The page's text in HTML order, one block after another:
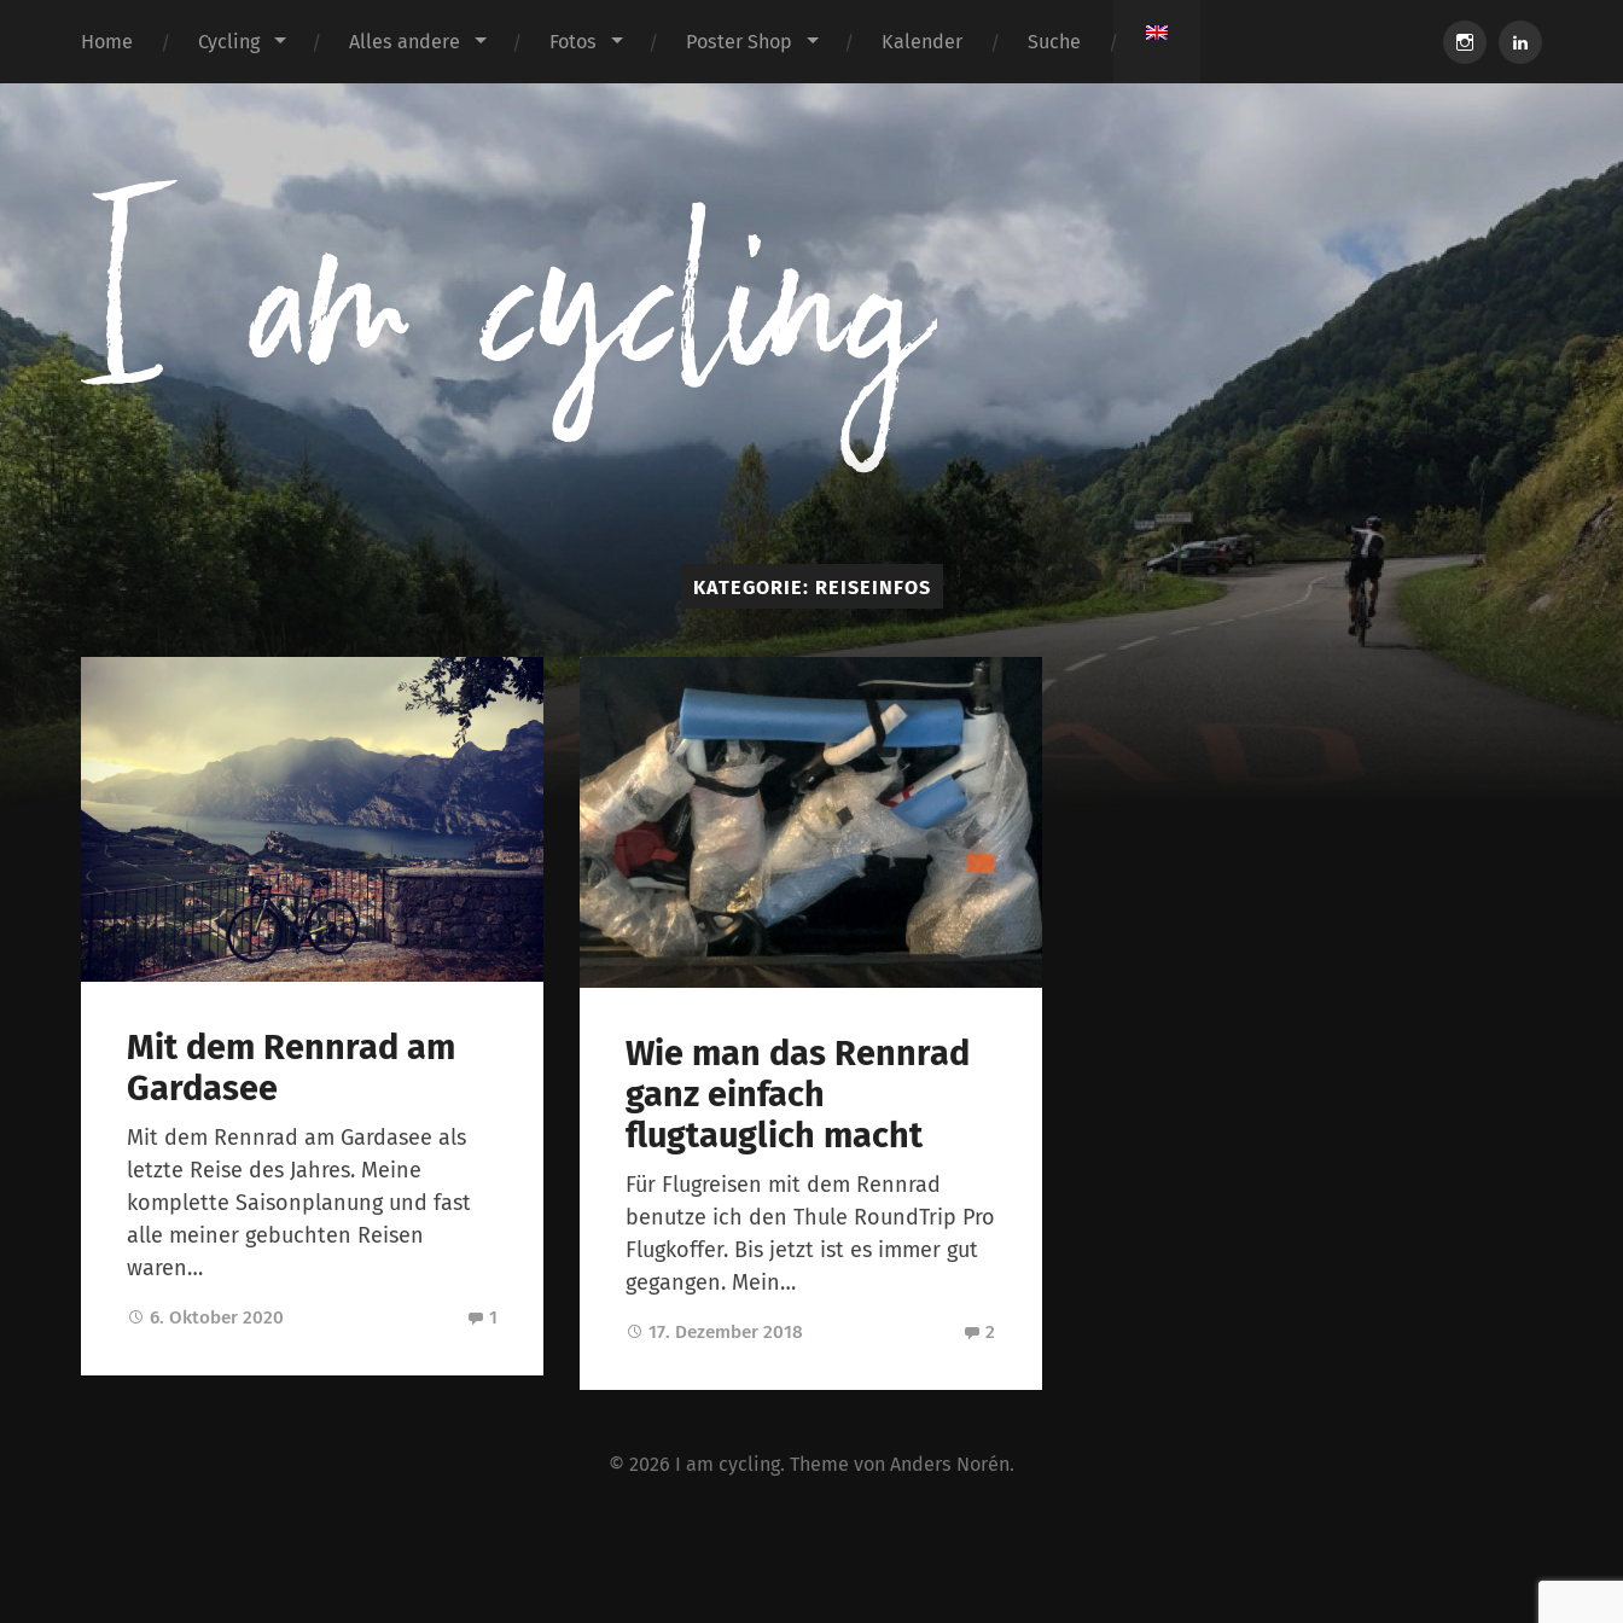
Home Cycling Alles andere Fotos Poster Shop Kalender Suche instagramlinkedin
I
am
cycling
KATEGORIE: REISEINFOS
Mit dem Rennrad am
Gardasee
Mit dem Rennrad am Gardasee als
letzte Reise des Jahres. Meine
komplette Saisonplanung und fast
alle meiner gebuchten Reisen
waren…
6. Oktober 2020 1
Wie man das Rennrad
ganz einfach
flugtauglich macht
Für Flugreisen mit dem Rennrad
benutze ich den Thule RoundTrip Pro
Flugkoffer. Bis jetzt ist es immer gut
gegangen. Mein…
17. Dezember 2018 2
© 2026 I am cycling. Theme von Anders Norén.